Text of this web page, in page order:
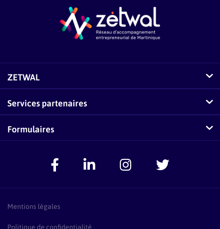
ZETWAL
Comment fonctionne Zetwal ?
Zetwal dans les médias
Espace Accompagnateurs
Services partenaires
Conseillers-Entreprises
Présentation Pass Créa
F.A.Q Pass Créa
Formulaires
Mentions légales
Politique de confidentialité